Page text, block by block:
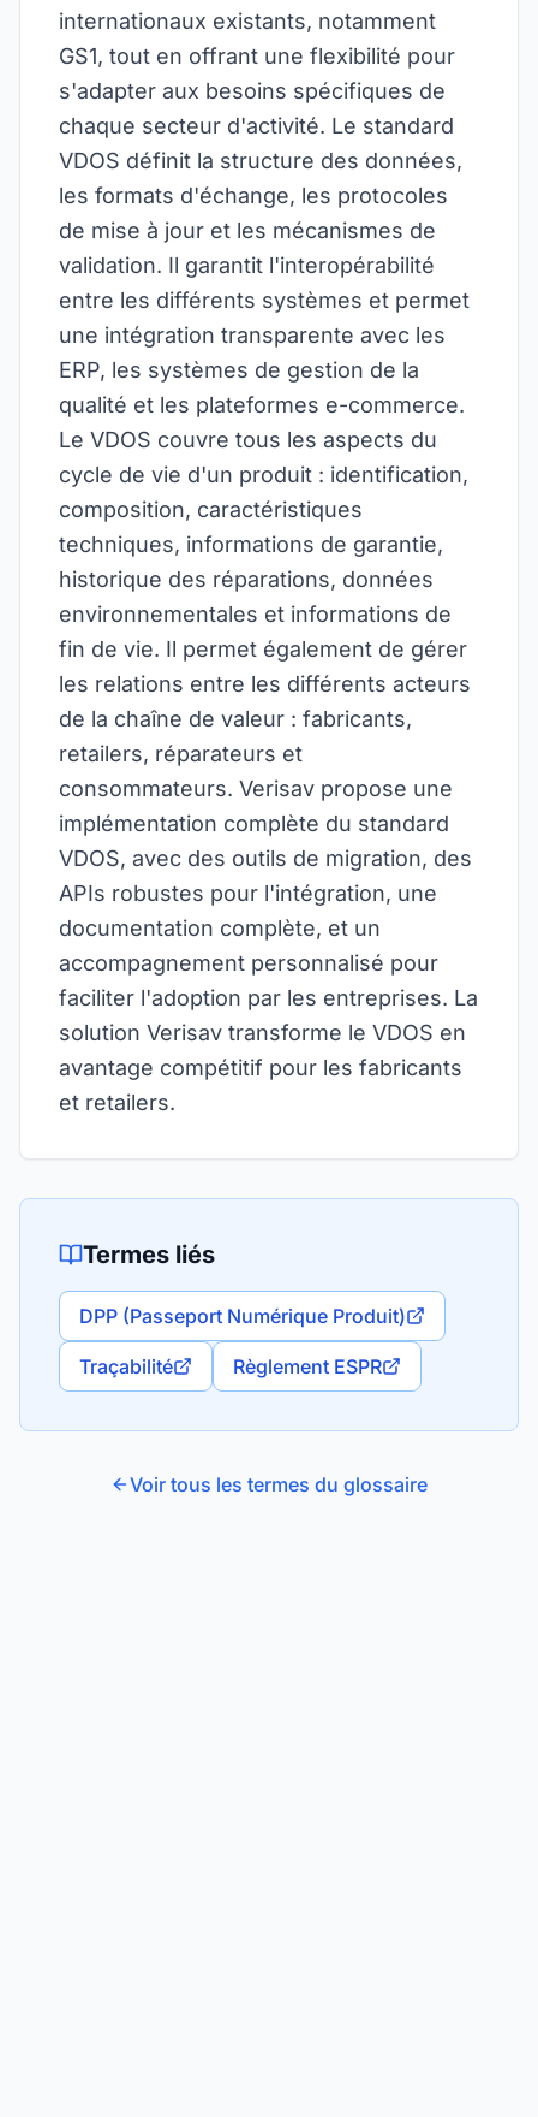
internationaux existants, notamment
GS1, tout en offrant une flexibilité pour
s'adapter aux besoins spécifiques de
chaque secteur d'activité. Le standard
VDOS définit la structure des données,
les formats d'échange, les protocoles
de mise à jour et les mécanismes de
validation. Il garantit l'interopérabilité
entre les différents systèmes et permet
une intégration transparente avec les
ERP, les systèmes de gestion de la
qualité et les plateformes e-commerce.
Le VDOS couvre tous les aspects du
cycle de vie d'un produit : identification,
composition, caractéristiques
techniques, informations de garantie,
historique des réparations, données
environnementales et informations de
fin de vie. Il permet également de gérer
les relations entre les différents acteurs
de la chaîne de valeur : fabricants,
retailers, réparateurs et
consommateurs. Verisav propose une
implémentation complète du standard
VDOS, avec des outils de migration, des
APIs robustes pour l'intégration, une
documentation complète, et un
accompagnement personnalisé pour
faciliter l'adoption par les entreprises. La
solution Verisav transforme le VDOS en
avantage compétitif pour les fabricants
et retailers.
Termes liés
DPP (Passeport Numérique Produit)
Traçabilité Règlement ESPR
Voir tous les termes du glossaire